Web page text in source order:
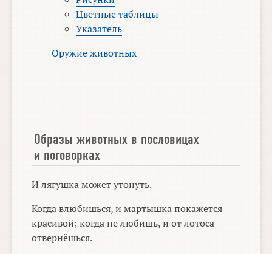
Цветные таблицы
Указатель
Оружие животных
Образы животных в пословицах
и поговорках
И лягушка может утонуть.
Когда влюбишься, и мартышка покажется
красивой; когда не любишь, и от лотоса
отвернёшься.